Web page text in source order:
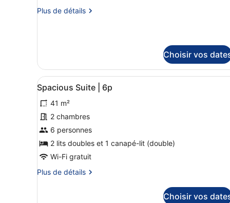
chambre :
balcony
2
adults
-
3
kids
Plus de détails
Plus
de
chambre
Family
suite
without
balcony
2
adults
-
3
kids
Choisir vos
Afficher
toutes
les
photos
pour
ce
type
chambre :
Un salon moderne avec
16
Spacious Suite | 6p
41 m²
2 chambres
6 personnes
2 lits doubles et 1 canapé-lit (double)
Wi-Fi gratuit
Plus de détails
Plus
Choisir vos